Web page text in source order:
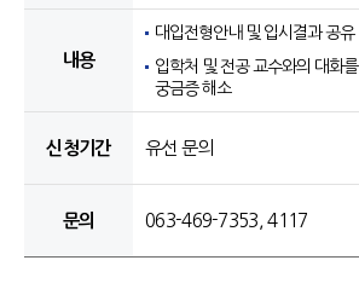
내용
대입전형안내 및 입시결과 공유
입학처 및 전공 교수와의 대화
궁금증 해소
신청기간 유선 문의
문의 063-469-7353, 4117